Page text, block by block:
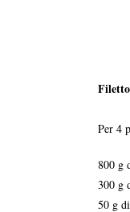
Per 4
800 g
300 g
50 g